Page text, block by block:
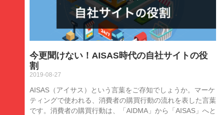
今更聞けない！AISAS時代の自社サイトの役
割
2019-08-27
AISAS（アイサス）という言葉をご存知でしょうか。マーケ
ティングで使われる、消費者の購買行動の流れを表した言葉
です。消費者の購買行動は、「AIDMA」から「AISAS」へと